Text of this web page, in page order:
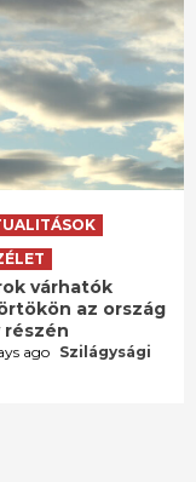
várhatók
az ország
részén
ago
Szilágysági